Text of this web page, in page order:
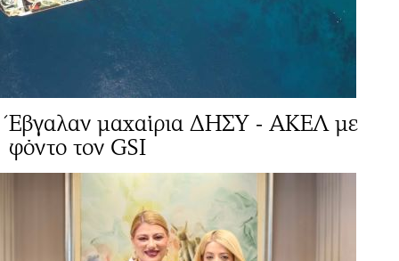
Έβγαλαν μαχαίρια ΔΗΣΥ - ΑΚΕΛ με
φόντο τον GSI